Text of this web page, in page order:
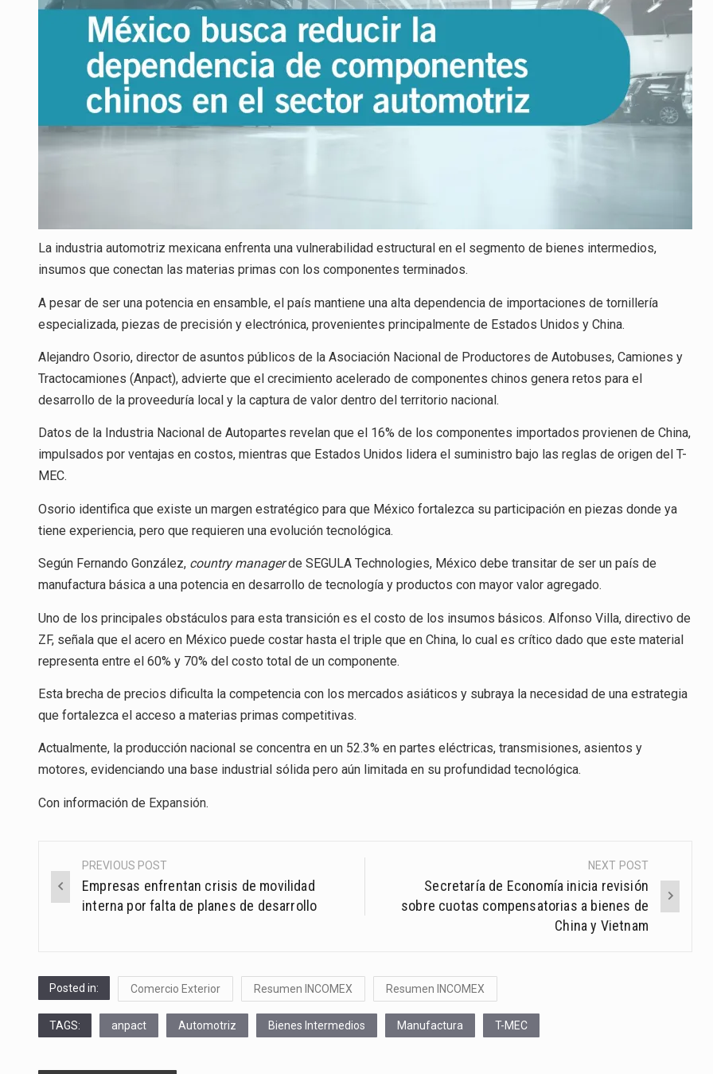
La industria automotriz mexicana enfrenta una vulnerabilidad estructural en el segmento de bienes intermedios,
insumos que conectan las materias primas con los componentes terminados.
A pesar de ser una potencia en ensamble, el país mantiene una alta dependencia de importaciones de tornillería
especializada, piezas de precisión y electrónica, provenientes principalmente de Estados Unidos y China.
Alejandro Osorio, director de asuntos públicos de la Asociación Nacional de Productores de Autobuses, Camiones y
Tractocamiones (Anpact), advierte que el crecimiento acelerado de componentes chinos genera retos para el
desarrollo de la proveeduría local y la captura de valor dentro del territorio nacional.
Datos de la Industria Nacional de Autopartes revelan que el 16% de los componentes importados provienen de China,
impulsados por ventajas en costos, mientras que Estados Unidos lidera el suministro bajo las reglas de origen del T-
MEC.
Osorio identifica que existe un margen estratégico para que México fortalezca su participación en piezas donde ya
tiene experiencia, pero que requieren una evolución tecnológica.
Según Fernando González, country managerde SEGULA Technologies, México debe transitar de ser un país de
manufactura básica a una potencia en desarrollo de tecnología y productos con mayor valor agregado.
Uno de los principales obstáculos para esta transición es el costo de los insumos básicos. Alfonso Villa, directivo de
ZF, señala que el acero en México puede costar hasta el triple que en China, lo cual es crítico dado que este material
representa entre el 60% y 70% del costo total de un componente.
Esta brecha de precios dificulta la competencia con los mercados asiáticos y subraya la necesidad de una estrategia
que fortalezca el acceso a materias primas competitivas.
Actualmente, la producción nacional se concentra en un 52.3% en partes eléctricas, transmisiones, asientos y
motores, evidenciando una base industrial sólida pero aún limitada en su profundidad tecnológica.
Con información de Expansión.
Post
navigation
PREVIOUS POST
Empresas enfrentan crisis de movilidad
interna por falta de planes de desarrollo
NEXT POST
Secretaría de Economía inicia revisión
sobre cuotas compensatorias a bienes de
China y Vietnam
Posted in: Comercio Exterior Resumen INCOMEX Resumen INCOMEX
TAGS: anpact Automotriz Bienes Intermedios Manufactura T-MEC